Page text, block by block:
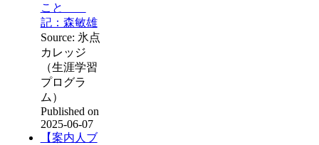
こと
記：森敏雄
Source: 氷点
カレッジ
（生涯学習
プログラ
ム）
Published on
2025-06-07
【案内人ブ